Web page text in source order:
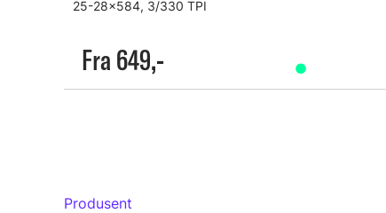
25-28x584, 3/330 TPI
Fra 649,-
Produsent